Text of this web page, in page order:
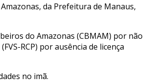
da Prefeitura de Manaus,
do Amazonas (CBMAM) por não
RCP) por ausência de licença
no imã.